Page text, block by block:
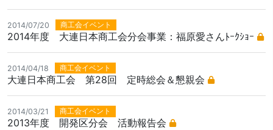
2014/07/20 商工会イベント
2014年度 大連日本商工会分会事業：福原愛さんﾄｰｸｼｮｰ
2014/04/18 商工会イベント
大連日本商工会 第28回 定時総会＆懇親会
2014/03/21 商工会イベント
2013年度 開発区分会 活動報告会